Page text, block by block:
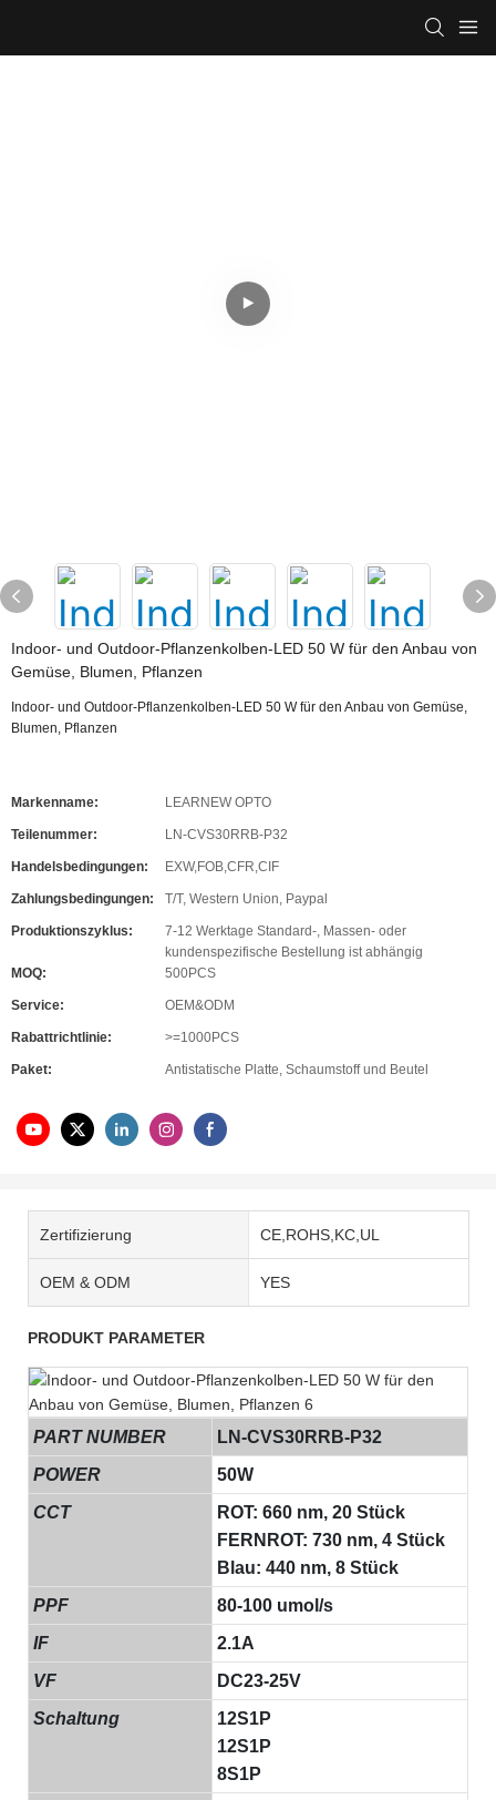
Indoor- und Outdoor-Pflanzenkolben-LED 50 W für den Anbau von
Gemüse, Blumen, Pflanzen
Indoor- und Outdoor-Pflanzenkolben-LED 50 W für den Anbau von Gemüse,
Blumen, Pflanzen
Markenname: LEARNEW OPTO
Teilenummer: LN-CVS30RRB-P32
Handelsbedingungen: EXW,FOB,CFR,CIF
Zahlungsbedingungen: T/T, Western Union, Paypal
Produktionszyklus:
7-12 Werktage Standard-, Massen- oder
kundenspezifische Bestellung ist abhängig
MOQ:
500PCS
Service: OEM&ODM
Rabattrichtlinie: >=1000PCS
Paket: Antistatische Platte, Schaumstoff und Beutel
Zertifizierung CE,ROHS,KC,UL
OEM & ODM YES
PRODUKT PARAMETER
PART NUMBER
LN-CVS30RRB-P32
POWER
50W
CCT
ROT: 660 nm, 20 Stück
FERNROT: 730 nm, 4 Stück
Blau: 440 nm, 8 Stück
PPF
80-100 umol/s
IF
2.1A
VF
DC23-25V
Schaltung
12S1P
12S1P
8S1P